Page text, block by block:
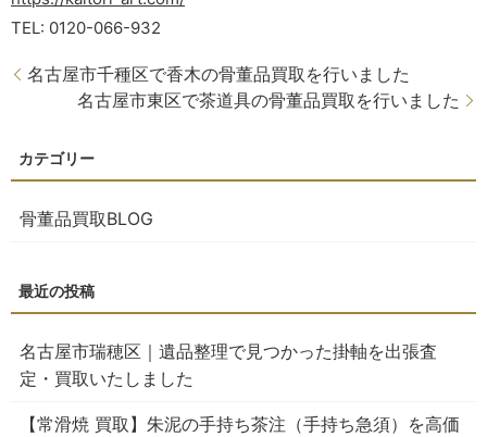
TEL: 0120-066-932
名古屋市千種区で香木の骨董品買取を行いました
名古屋市東区で茶道具の骨董品買取を行いました
骨董品買取BLOG
名古屋市瑞穂区｜遺品整理で見つかった掛軸を出張査
定・買取いたしました
【常滑焼 買取】朱泥の手持ち茶注（手持ち急須）を高価